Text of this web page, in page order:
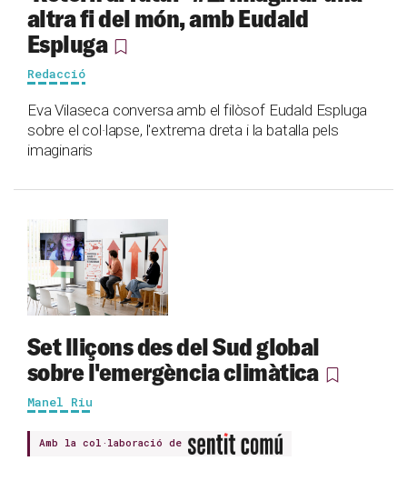
altra fi del món, amb Eudald
Espluga
Redacció
Eva Vilaseca conversa amb el filòsof Eudald Espluga
sobre el col·lapse, l'extrema dreta i la batalla pels
imaginaris
Set lliçons des del Sud global
sobre l'emergència climàtica
Manel Riu
Amb la col·laboració de